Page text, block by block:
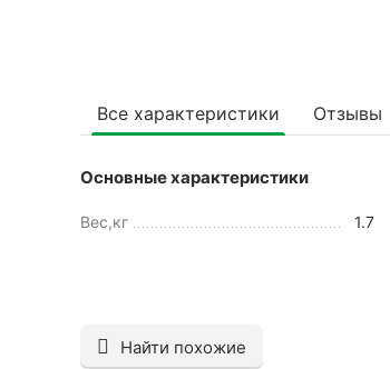
Все характеристики Отзывы
Основные характеристики
Вес,кг 1.7
Найти похожие